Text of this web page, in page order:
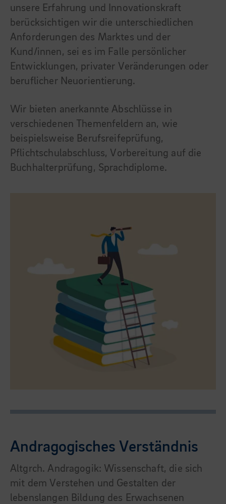
unsere Erfahrung und Innovationskraft
berücksichtigen wir die unterschiedlichen
Anforderungen des Marktes und der
Kund/innen, sei es im Falle persönlicher
Entwicklungen, privater Veränderungen oder
beruflicher Neuorientierung.
Wir bieten anerkannte Abschlüsse in
verschiedenen Themenfeldern an, wie
beispielsweise Berufsreifeprüfung,
Pflichtschulabschluss, Vorbereitung auf die
Buchhalterprüfung, Sprachdiplome.
Andragogisches Verständnis
Altgrch. Andragogik: Wissenschaft, die sich
mit dem Verstehen und Gestalten der
lebenslangen Bildung des Erwachsenen